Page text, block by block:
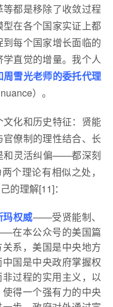
都是移除了收敛过程
在各个国家实证上都
每个国家增长面临的
直觉的增量。我个人
雪光老师的委托代理
nuance）。
化和历史特征：贤能
僚制的理性结合、长
和灵活纠偏——都深刻
个理论有相似之处，
的理解[11]：
权威——受贤能制、
在本公众号的美国篇
系，美国是中央地方
国是中央政府掌握权
过程的实用主义，以
得一个强有力的中央